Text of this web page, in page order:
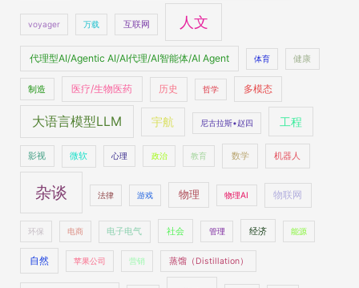
voyager 万载 互联网 人文
代理型AI/Agentic AI/AI代理/AI智能体/AI Agent 体育 健康
制造 医疗/生物医药 历史 哲学 多模态
大语言模型LLM 宇航 尼古拉斯•赵四 工程
影视 微软 心理 政治 教育 数学 机器人
杂谈 法律 游戏 物理 物理AI 物联网
环保 电商 电子电气 社会 管理 经济 能源
自然 苹果公司 营销 蒸馏（Distillation）